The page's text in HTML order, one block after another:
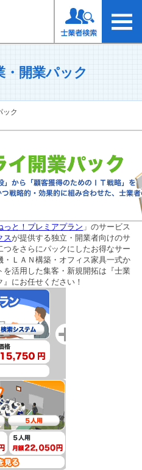
開業パック
ック
っと！プレミアプラン 」のサービス
スが提供する独立・開業者向けのサ
つをさらにパックにしたお得なサー
ＬＡＮ構築・オフィス家具一式か
活用した集客・新規開拓は『士業
にお任せください！